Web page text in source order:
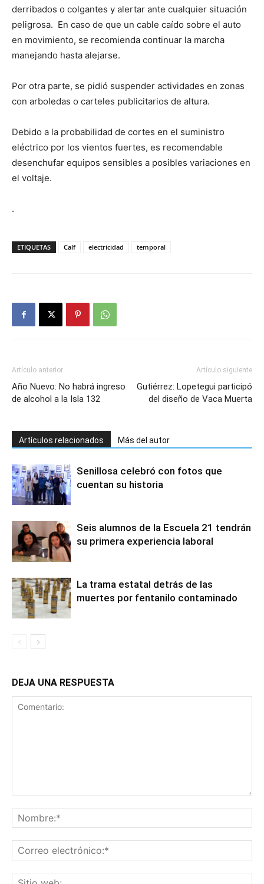
derribados o colgantes y alertar ante cualquier situación
peligrosa. En caso de que un cable caído sobre el auto
en movimiento, se recomienda continuar la marcha
manejando hasta alejarse.
Por otra parte, se pidió suspender actividades en zonas
con arboledas o carteles publicitarios de altura.
Debido a la probabilidad de cortes en el suministro
eléctrico por los vientos fuertes, es recomendable
desenchufar equipos sensibles a posibles variaciones en
el voltaje.
.
ETIQUETAS Calf electricidad temporal
Artículo anterior
Año Nuevo: No habrá ingreso
de alcohol a la Isla 132
Artículo siguiente
Gutiérrez: Lopetegui participó
del diseño de Vaca Muerta
Artículos relacionados Más del autor
Senillosa celebró con fotos que
cuentan su historia
Seis alumnos de la Escuela 21 tendrán
su primera experiencia laboral
La trama estatal detrás de las
muertes por fentanilo contaminado
DEJA UNA RESPUESTA